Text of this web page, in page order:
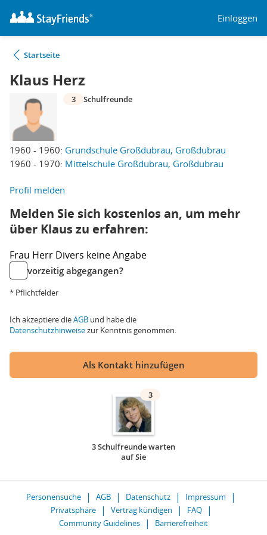
Einloggen
Startseite
Klaus Herz
1960 - 1960: Grundschule Großdubrau, Großdubrau
1960 - 1970: Mittelschule Großdubrau, Großdubrau
3 Schulfreunde
Profil melden
Melden Sie sich kostenlos an, um mehr
über Klaus zu erfahren:
Frau Herr Divers keine Angabe
vorzeitig abgegangen?
* Pflichtfelder
Ich akzeptiere dieAGB und habe die
Datenschutzhinweisezur Kenntnis genommen.
Als Kontakt hinzufügen
3
3 Schulfreunde warten
auf Sie
Personensuche AGB Datenschutz
Impressum
Privatsphäre
Vertrag kündigen
FAQ
Community Guidelines
Barrierefreiheit